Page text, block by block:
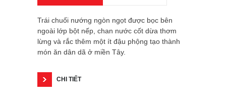
Trái chuối nướng ngòn ngọt được bọc bên
ngoài lớp bột nếp, chan nước cốt dừa thơm
lừng và rắc thêm một ít đậu phộng tạo thành
món ăn dân dã ở miền Tây.
CHI TIẾT